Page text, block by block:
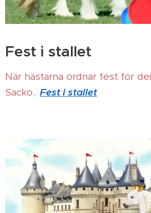
Fest i stallet
När hästarna ordnar fest för
Sacko.. Fest i stallet